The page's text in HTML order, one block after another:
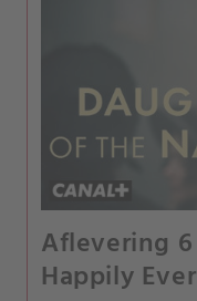
Aflevering
Happily